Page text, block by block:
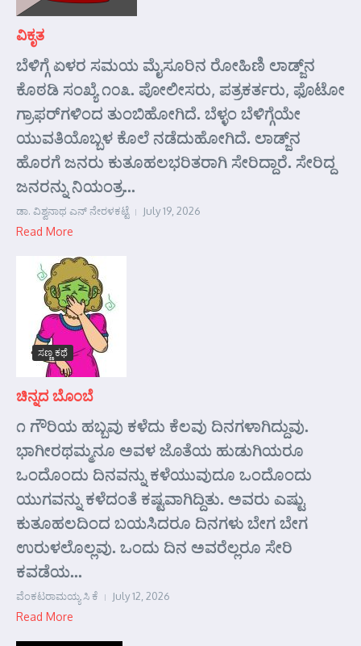
ವಿಕೃತ
ಬೆಳಿಗ್ಗೆ ಏಳರ ಸಮಯ ಮೈಸೂರಿನ ರೋಹಿಣಿ ಲಾಡ್ಜ್‌ನ
ಕೊಠಡಿ ಸಂಖ್ಯೆ ೧೦೩. ಪೋಲೀಸರು, ಪತ್ರಕರ್ತರು, ಫೊಟೋ
ಗ್ರಾಫರ್‌ಗಳಿಂದ ತುಂಬಿಹೋಗಿದೆ. ಬೆಳ್ಳಂ ಬೆಳಿಗ್ಗೆಯೇ
ಯುವತಿಯೊಬ್ಬಳ ಕೊಲೆ ನಡೆದುಹೋಗಿದೆ. ಲಾಡ್ಜ್‌ನ
ಹೊರಗೆ ಜನರು ಕುತೂಹಲಭರಿತರಾಗಿ ಸೇರಿದ್ದಾರೆ. ಸೇರಿದ್ದ
ಜನರನ್ನು ನಿಯಂತ್ರ...
ಡಾ. ವಿಶ್ವನಾಥ ಎನ್ ನೇರಳಕಟ್ಟೆ July 19, 2026
Read More
ಸಣ್ಣ ಕಥೆ
ಚಿನ್ನದ ಬೊಂಬೆ
೧ ಗೌರಿಯ ಹಬ್ಬವು ಕಳೆದು ಕೆಲವು ದಿನಗಳಾಗಿದ್ದುವು.
ಭಾಗೀರಥಮ್ಮನೂ ಅವಳ ಜೊತೆಯ ಹುಡುಗಿಯರೂ
ಒಂದೊಂದು ದಿನವನ್ನು ಕಳೆಯುವುದೂ ಒಂದೊಂದು
ಯುಗವನ್ನು ಕಳೆದಂತೆ ಕಷ್ಟವಾಗಿದ್ದಿತು. ಅವರು ಎಷ್ಟು
ಕುತೂಹಲದಿಂದ ಬಯಸಿದರೂ ದಿನಗಳು ಬೇಗ ಬೇಗ
ಉರುಳಲೊಲ್ಲವು. ಒಂದು ದಿನ ಅವರೆಲ್ಲರೂ ಸೇರಿ
ಕವಡೆಯ...
ವೆಂಕಟರಾಮಯ್ಯ ಸಿ ಕೆ July 12, 2026
Read More